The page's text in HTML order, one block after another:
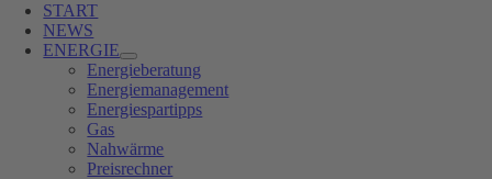
START
NEWS
ENERGIE
Energieberatung
Energiemanagement
Energiespartipps
Gas
Nahwärme
Preisrechner